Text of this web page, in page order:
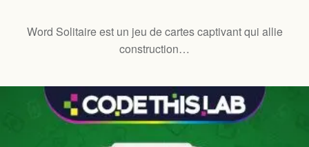
Word Solitaire est un jeu de cartes captivant qui allie
construction…